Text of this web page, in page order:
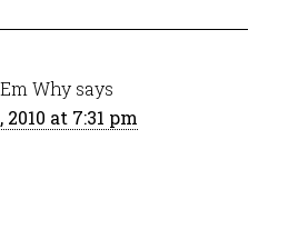
Why says
at 7:31 pm